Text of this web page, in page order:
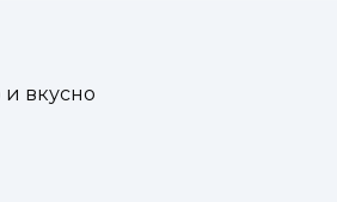
вкусно